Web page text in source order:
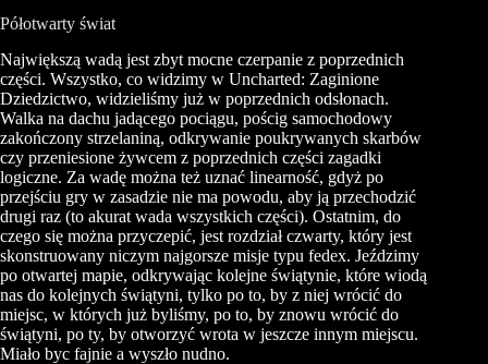
Półotwarty świat
Największą wadą jest zbyt mocne czerpanie z poprzednich
części. Wszystko, co widzimy w Uncharted: Zaginione
Dziedzictwo, widzieliśmy już w poprzednich odsłonach.
Walka na dachu jadącego pociągu, pościg samochodowy
zakończony strzelaniną, odkrywanie poukrywanych skarbów
czy przeniesione żywcem z poprzednich części zagadki
logiczne. Za wadę można też uznać linearność, gdyż po
przejściu gry w zasadzie nie ma powodu, aby ją przechodzić
drugi raz (to akurat wada wszystkich części). Ostatnim, do
czego się można przyczepić, jest rozdział czwarty, który jest
skonstruowany niczym najgorsze misje typu fedex. Jeździmy
po otwartej mapie, odkrywając kolejne świątynie, które wiodą
nas do kolejnych świątyni, tylko po to, by z niej wrócić do
miejsc, w których już byliśmy, po to, by znowu wrócić do
świątyni, po ty, by otworzyć wrota w jeszcze innym miejscu.
Miało byc fajnie a wyszło nudno.